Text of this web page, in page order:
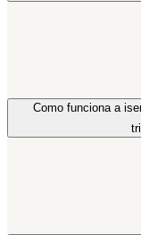
Como funciona a